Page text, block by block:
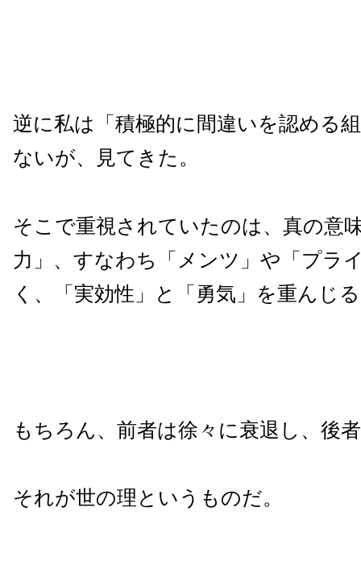
逆に私は「積極的に間違いを認める
ないが、見てきた。
そこで重視されていたのは、真の意
力」、すなわち「メンツ」や「プラ
く、「実効性」と「勇気」を重んじ
もちろん、前者は徐々に衰退し、後
それが世の理というものだ。